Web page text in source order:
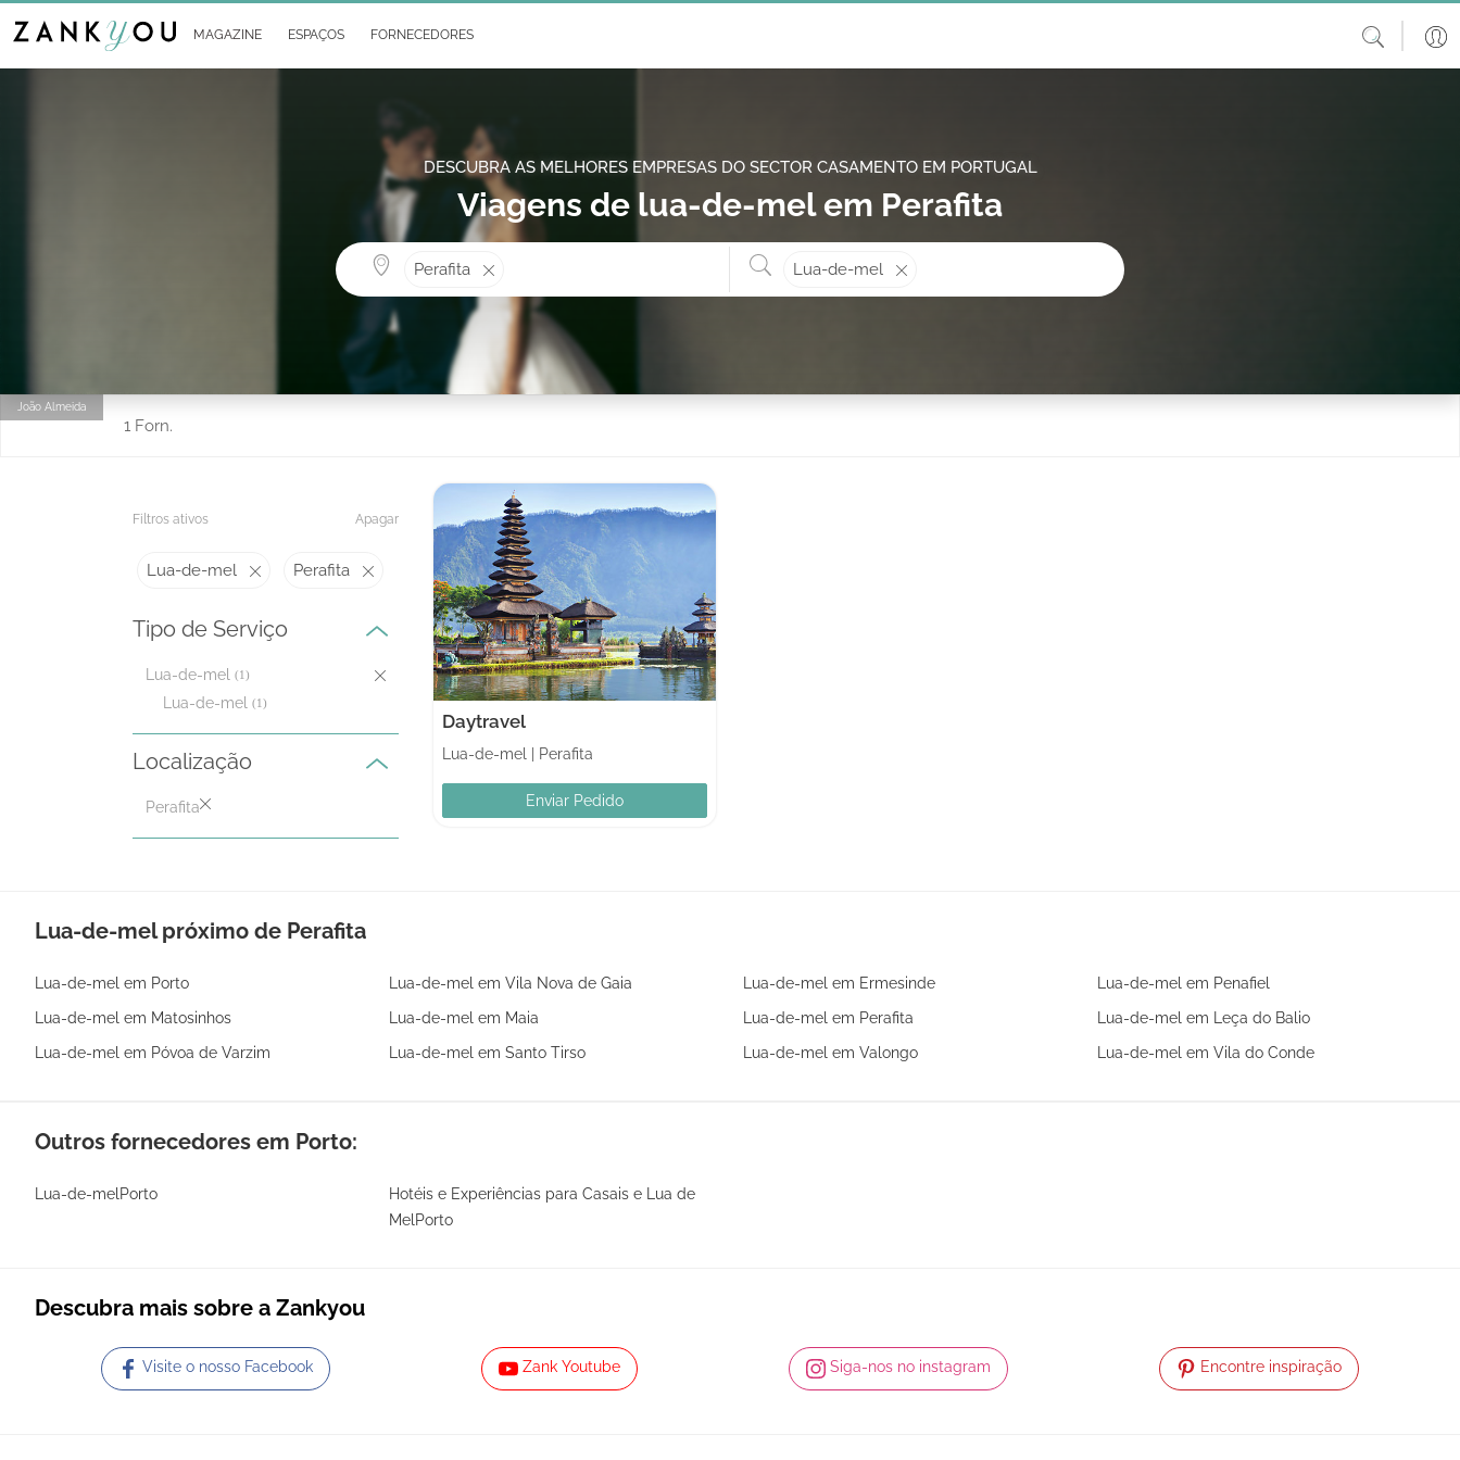
MAGAZINE ESPAÇOS FORNECEDORES
DESCUBRA AS MELHORES EMPRESAS DO SECTOR CASAMENTO EM PORTUGAL
Viagens de lua-de-mel em Perafita
Perafita Lua-de-mel
João Almeida
1 Forn.
Filtros ativos Apagar
Lua-de-mel Perafita
Tipo de Serviço
Lua-de-mel (1)
Lua-de-mel (1)
Localização
Perafita
Daytravel
Lua-de-mel Perafita
Enviar Pedido
Lua-de-mel próximo de Perafita
Lua-de-mel em Porto Lua-de-mel em Vila Nova de Gaia Lua-de-mel em Ermesinde
Lua-de-mel em Penafiel
Lua-de-mel em Matosinhos
Lua-de-mel em Maia Lua-de-mel em Perafita
Lua-de-mel em Leça do Balio
Lua-de-mel em Póvoa de Varzim
Lua-de-mel em Santo Tirso Lua-de-mel em Valongo Lua-de-mel em Vila do Conde
Outros fornecedores em Porto:
Lua-de-melPorto
Hotéis e Experiências para Casais e Lua de
MelPorto
Descubra mais sobre a Zankyou
Visite o nosso Facebook Zank Youtube Siga-nos no instagram Encontre inspiração